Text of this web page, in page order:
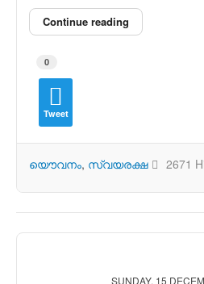
Continue reading
0
Tweet
യൌവനം സ്വയരക്ഷ 2671
SUNDAY, 15